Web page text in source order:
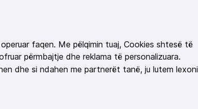
faqen. Me pëlqimin tuaj, Cookies shtesë të
përmbajtje dhe reklama të personalizuara.
dhe si ndahen me partnerët tanë, ju lutem lexoni